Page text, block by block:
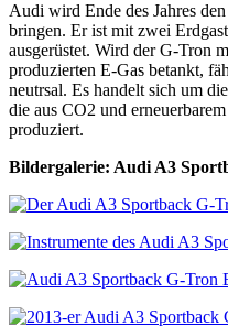
Audi wird Ende des Jahres
bringen. Er ist mit zwei
ausgerüstet. Wird der G-Tron
produzierten E-Gas betankt,
neutrsal. Es handelt sich um
die aus CO2 und
produziert.
Bildergalerie: Audi A3